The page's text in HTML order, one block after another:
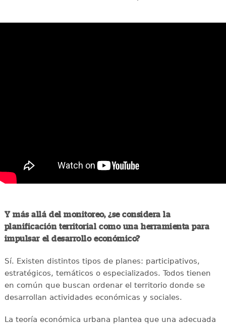
Y más allá del monitoreo, ¿se considera la
planificación territorial como una herramienta para
impulsar el desarrollo económico?
Sí. Existen distintos tipos de planes: participativos,
estratégicos, temáticos o especializados. Todos tienen
en común que buscan ordenar el territorio donde se
desarrollan actividades económicas y sociales.
La teoría económica urbana plantea que una adecuada